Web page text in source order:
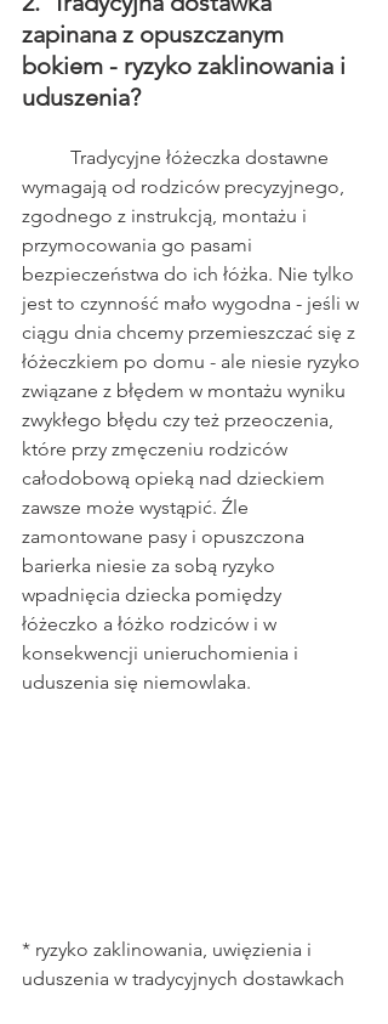
zapinana z opuszczanym
bokiem - ryzyko zaklinowania i
uduszenia?
wymagają od rodziców precyzyjnego,
zgodnego z instrukcją, montażu i
przymocowania go pasami
bezpieczeństwa do ich łóżka. Nie tylko
jest to czynność mało wygodna - jeśli w
ciągu dnia chcemy przemieszczać się z
łóżeczkiem po domu - ale niesie ryzyko
związane z błędem w montażu wyniku
zwykłego błędu czy też przeoczenia,
które przy zmęczeniu rodziców
całodobową opieką nad dzieckiem
zawsze może wystąpić. Źle
zamontowane pasy i opuszczona
barierka niesie za sobą ryzyko
wpadnięcia dziecka pomiędzy
łóżeczko a łóżko rodziców i w
konsekwencji unieruchomienia i
uduszenia się niemowlaka.
* ryzyko zaklinowania, uwięzienia i
uduszenia w tradycyjnych dostawkach